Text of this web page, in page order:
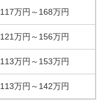
117万円 ～ 168万円
121万円 ～ 156万円
113万円 ～ 153万円
113万円 ～ 142万円